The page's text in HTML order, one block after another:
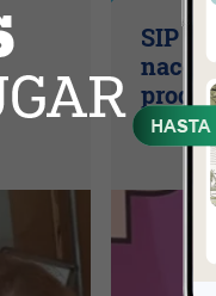
SIP
nace
multi